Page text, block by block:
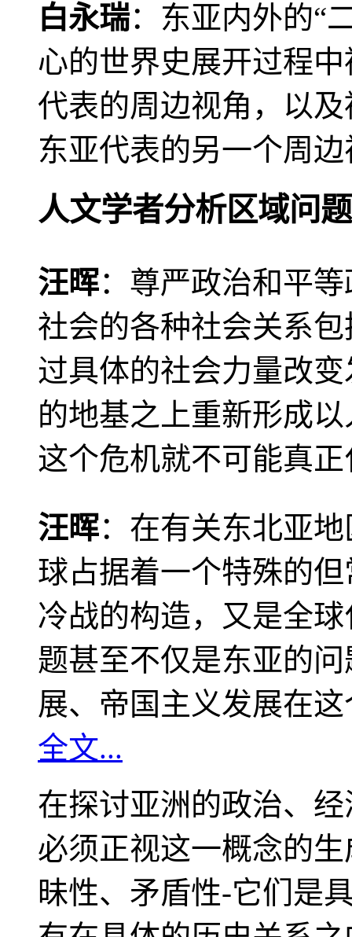
白永瑞：东亚内外的“
心的世界史展开过程
代表的周边视角，以
东亚代表的另一个周
人文学者分析区域问题
汪晖：尊严政治和平
社会的各种社会关系
过具体的社会力量改
的地基之上重新形成
这个危机就不可能真
汪晖：在有关东北亚
球占据着一个特殊的
冷战的构造，又是全
题甚至不仅是东亚的
展、帝国主义发展在
全文...
在探讨亚洲的政治、
必须正视这一概念的
昧性、矛盾性-它们是